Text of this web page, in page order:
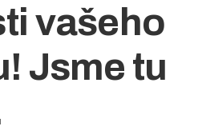
vašeho
Jsme tu